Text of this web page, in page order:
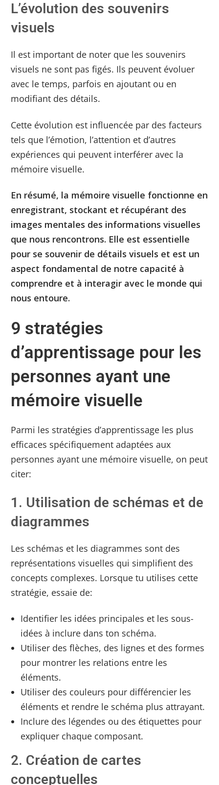
L’évolution des souvenirs
visuels
Il est important de noter que les souvenirs
visuels ne sont pas figés. Ils peuvent évoluer
avec le temps, parfois en ajoutant ou en
modifiant des détails.
Cette évolution est influencée par des facteurs
tels que l’émotion, l’attention et d’autres
expériences qui peuvent interférer avec la
mémoire visuelle.
En résumé, la mémoire visuelle fonctionne en
enregistrant, stockant et récupérant des
images mentales des informations visuelles
que nous rencontrons. Elle est essentielle
pour se souvenir de détails visuels et est un
aspect fondamental de notre capacité à
comprendre et à interagir avec le monde qui
nous entoure.
9 stratégies
d’apprentissage pour les
personnes ayant une
mémoire visuelle
Parmi les stratégies d’apprentissage les plus
efficaces spécifiquement adaptées aux
personnes ayant une mémoire visuelle, on peut
citer:
1. Utilisation de schémas et de
diagrammes
Les schémas et les diagrammes sont des
représentations visuelles qui simplifient des
concepts complexes. Lorsque tu utilises cette
stratégie, essaie de:
Identifier les idées principales et les sous-
idées à inclure dans ton schéma.
Utiliser des flèches, des lignes et des formes
pour montrer les relations entre les
éléments.
Utiliser des couleurs pour différencier les
éléments et rendre le schéma plus attrayant.
Inclure des légendes ou des étiquettes pour
expliquer chaque composant.
2. Création de cartes
conceptuelles